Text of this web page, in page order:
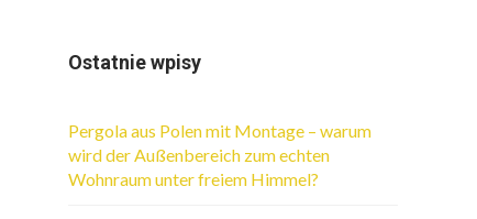
Ostatnie wpisy
Pergola aus Polen mit Montage – warum
wird der Außenbereich zum echten
Wohnraum unter freiem Himmel?